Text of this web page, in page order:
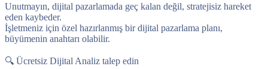
Unutmayın, dijital pazarlamada geç kalan değil, stratejisiz hareket
eden kaybeder.
İşletmeniz için özel hazırlanmış bir dijital pazarlama planı,
büyümenin anahtarı olabilir.
🔍 Ücretsiz Dijital Analiz talep edin